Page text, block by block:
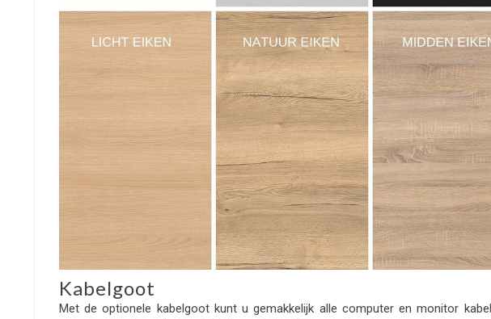
Kabelgoot
Met de optionele kabelgoot kunt u gemakkelijk alle computer en monitor